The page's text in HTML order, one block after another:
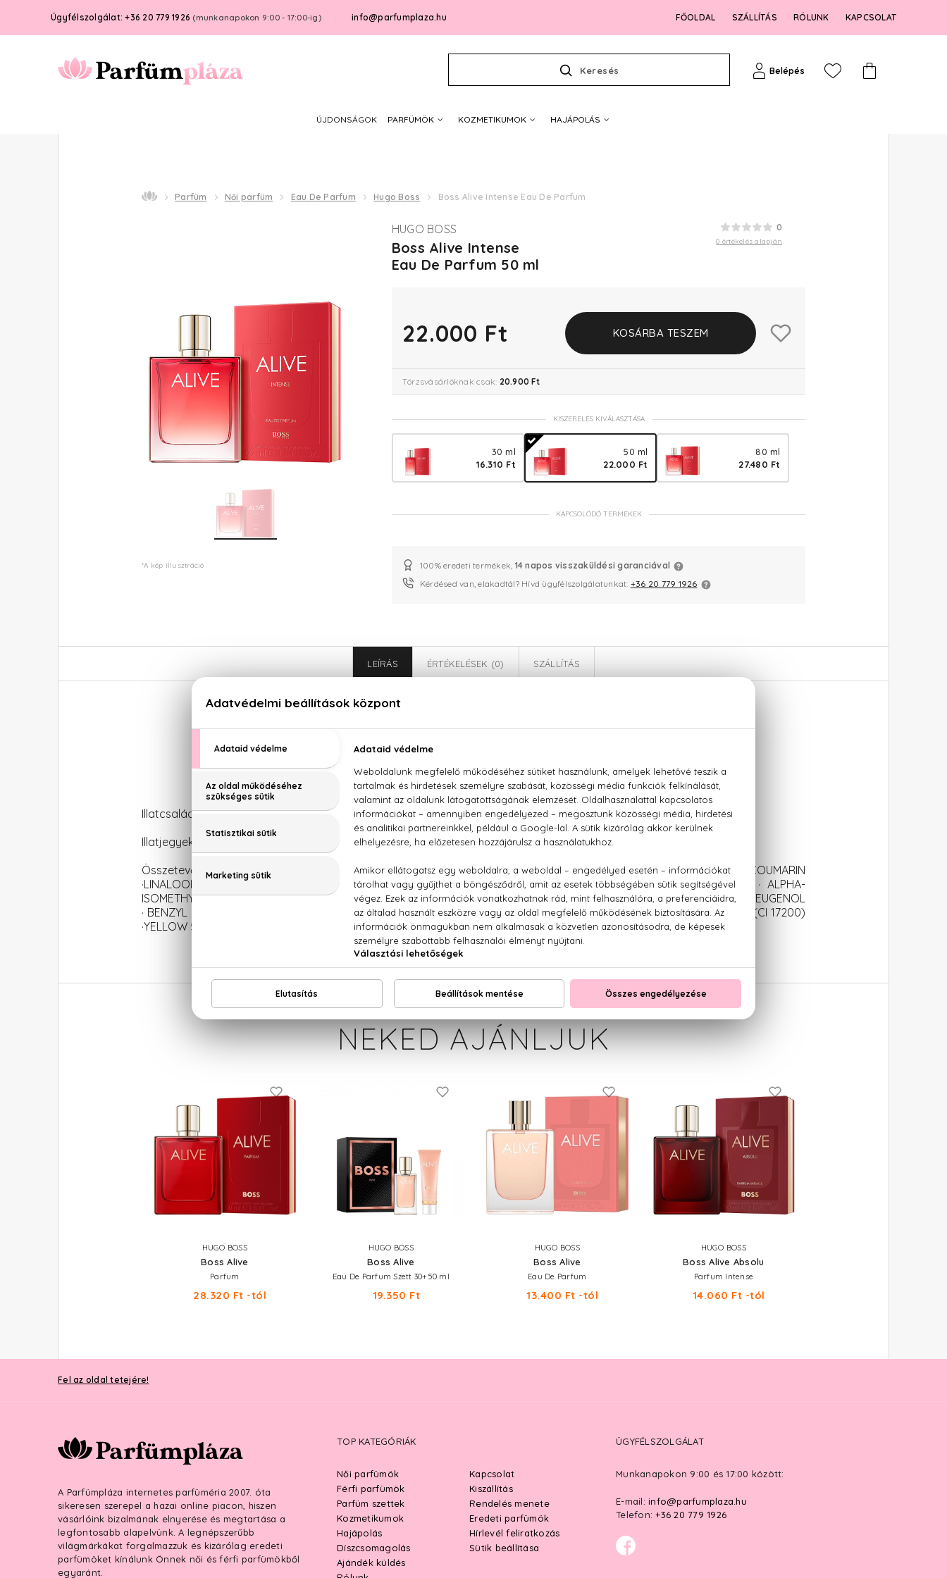
Ügyfélszolgálat: +36 20 779 1926 (munkanapokon 9:00 - 17:00-ig) info@parfumplaza.hu FŐOLDAL SZÁLLÍTÁS RÓLUNK KAPCSOLAT
Keresés Belépés
ÚJDONSÁGOK PARFÜMÖK KOZMETIKUMOK HAJÁPOLÁS
Parfüm Női parfüm Eau De Parfum Hugo Boss Boss Alive Intense Eau De Parfum
*A kép illusztráció
0
0 értékelés alapján
HUGO BOSS
Boss Alive Intense
Eau De Parfum 50 ml
22.000 Ft KOSÁRBA TESZEM
Törzsvásárlóknak csak: 20.900 Ft
KISZERELÉS KIVÁLASZTÁSA
30 ml
16.310 Ft
50 ml
22.000 Ft
80 ml
27.480 Ft
KAPCSOLÓDÓ TERMÉKEK
100% eredeti termékek, 14 napos visszaküldési garanciával
Kérdésed van, elakadtál? Hívd ügyfélszolgálatunkat: +36 20 779 1926
LEÍRÁS ÉRTÉKELÉSEK (0) SZÁLLÍTÁS
Illatcsalád: Gyümölcsös-fás
Illatjegyek: málna, jázmin, vetiver, tonkabab, benzoeviasz
Összetevők: ALCOHOL DENAT. · PARFUM/FRAGRANCE ·AQUA/WATER/EAU · ETHYLHEXYL SALICYLATE · LIMONENE · COUMARIN
·LINALOOL · HYDROXYCITRONELLAL · BENZYLSALICYLATE · BUTYL METHOXYDIBENZOYLMETHANE ·CITRONELLOL · ALPHA-
ISOMETHYL IONONE ·CITRAL · GERANIOL · EUGENOL · ALCOHOL ·TRIS(TETRAMETHYLHYDROXYPIPERIDINOL)CITRATE · ISOEUGENOL
· BENZYL ALCOHOL ·FARNESOL · CINNAMAL · BENZYL BENZOATE ·RED 4 (CI 14700) · EXT. VIOLET 2(CI 60730) · RED 33 (CI 17200)
·YELLOW 5 (CI 19140).
NEKED AJÁNLJUK
HUGO BOSS
Boss Alive
Parfum
28.320 Ft -tól
HUGO BOSS
Boss Alive
Eau De Parfum Szett 30+50 ml
19.350 Ft
HUGO BOSS
Boss Alive
Eau De Parfum
13.400 Ft -tól
HUGO BOSS
Boss Alive Absolu
Parfum Intense
14.060 Ft -tól
Fel az oldal tetejére!
A Parfümpláza internetes parfüméria 2007. óta
sikeresen szerepel a hazai online piacon, hiszen
vásárlóink bizalmának elnyerése és megtartása a
legfontosabb alapelvünk. A legnépszerűbb
világmárkákat forgalmazzuk és kizárólag eredeti
parfümöket kínálunk Önnek női és férfi parfümökből
egyaránt.
TOP KATEGÓRIÁK
Női parfümök
Férfi parfümök
Parfüm szettek
Kozmetikumok
Hajápolás
Díszcsomagolás
Ajándék küldés
Kapcsolat
Kiszállítás
Rendelés menete
Eredeti parfümök
Hírlevél feliratkozás
Sütik beállítása
ÜGYFÉLSZOLGÁLAT
Munkanapokon 9:00 és 17:00 között:
E-mail: info@parfumplaza.hu
Telefon: +36 20 779 1926